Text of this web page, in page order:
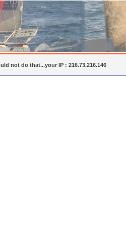
not do that...your IP : 216.73.216.146